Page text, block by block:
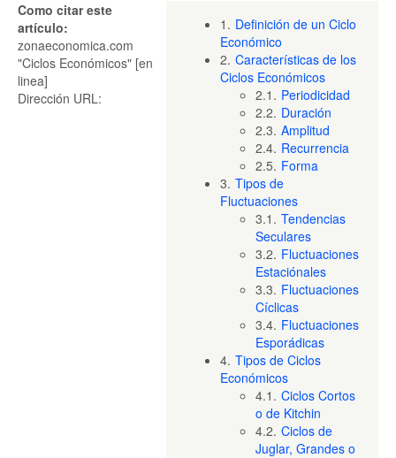
1. Definición de un Ciclo
Económico
2. Características de los
Ciclos Económicos
2.1. Periodicidad
2.2. Duración
2.3. Amplitud
2.4. Recurrencia
2.5. Forma
3. Tipos de
Fluctuaciones
3.1. Tendencias
Seculares
3.2. Fluctuaciones
Estaciónales
3.3. Fluctuaciones
Cíclicas
3.4. Fluctuaciones
Esporádicas
4. Tipos de Ciclos
Económicos
4.1. Ciclos Cortos
o de Kitchin
4.2. Ciclos de
Juglar, Grandes o
Como citar este
artículo:
zonaeconomica.com
"Ciclos Económicos" [en
linea]
Dirección URL: